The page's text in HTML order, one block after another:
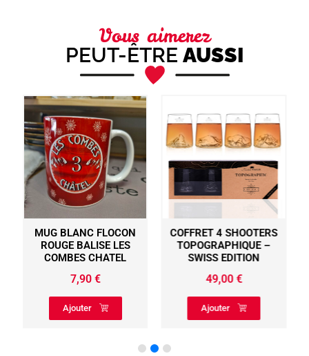
Vous aimerez
PEUT-ÊTRE AUSSI
MUG BLANC FLOCON
ROUGE BALISE LES
COMBES CHATEL
7,90 €
Ajouter
COFFRET 4 SHOOTERS
TOPOGRAPHIQUE –
SWISS EDITION
49,00€
Ajouter